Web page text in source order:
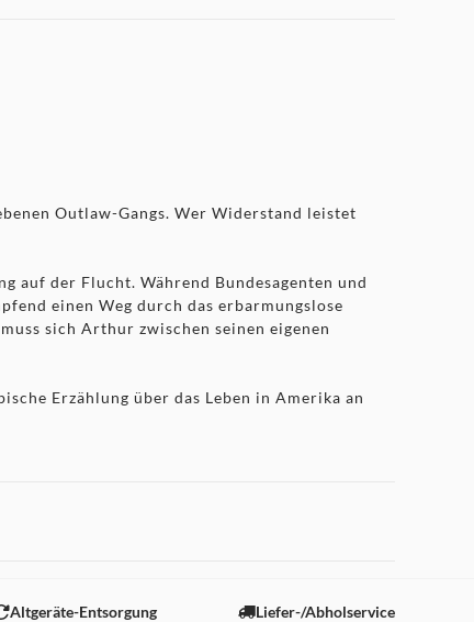
Outlaw-Gangs. Wer Widerstand leistet
auf der Flucht. Während Bundesagenten und
einen Weg durch das erbarmungslose
sich Arthur zwischen seinen eigenen
Erzählung über das Leben in Amerika an
Altgeräte-Entsorgung Liefer-/Abholservice